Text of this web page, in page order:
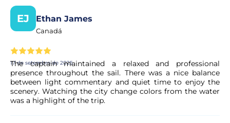
EJ Ethan James
Canadá
17 de setembro de 2025
The captain maintained a relaxed and professional
presence throughout the sail. There was a nice balance
between light commentary and quiet time to enjoy the
scenery. Watching the city change colors from the water
was a highlight of the trip.